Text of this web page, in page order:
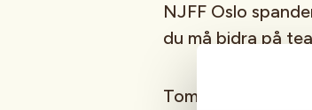
NJFF Oslo
du må bidra på
Tom, som er på